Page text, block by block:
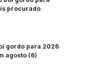
procurado
gordo para 2026
agosto (6)